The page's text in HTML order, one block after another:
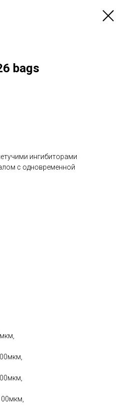
bags
ингибиторами
с одновременной